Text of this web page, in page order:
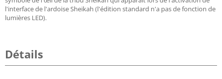
l'interface de l'ardoise Sheikah (l'édition standard n'a pas de fonction de
lumières LED).
Détails